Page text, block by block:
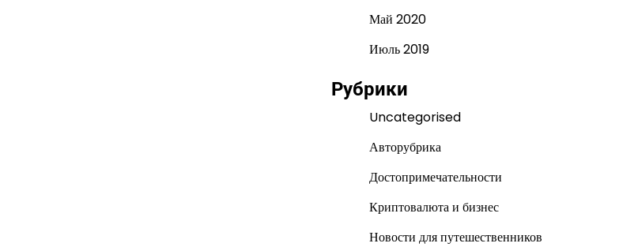
Май 2020
Июль 2019
Рубрики
Uncategorised
Авторубрика
Достопримечательности
Криптовалюта и бизнес
Новости для путешественников